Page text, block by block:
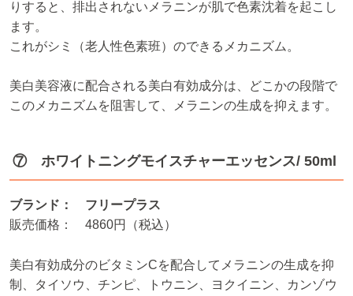
りすると、排出されないメラニンが肌で色素沈着を起こし
ます。
これがシミ（老人性色素班）のできるメカニズム。
美白美容液に配合される美白有効成分は、どこかの段階で
このメカニズムを阻害して、メラニンの生成を抑えます。
⑦ ホワイトニングモイスチャーエッセンス/ 50ml
ブランド： フリープラス
販売価格： 4860円（税込）
美白有効成分のビタミンCを配合してメラニンの生成を抑
制、タイソウ、チンピ、トウニン、ヨクイニン、カンゾウ